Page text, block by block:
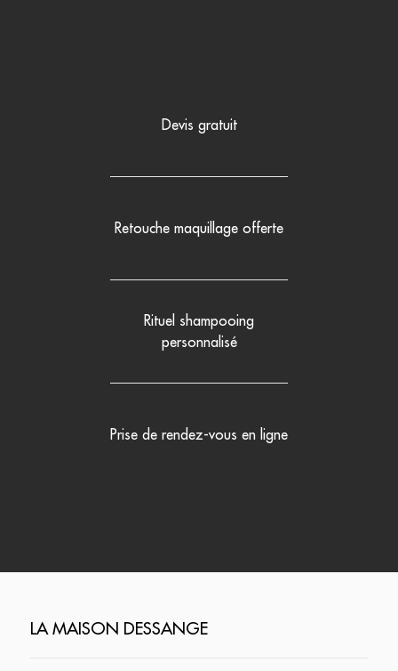
Devis gratuit
Retouche maquillage offerte
Rituel shampooing
personnalisé
Prise de rendez-vous en ligne
LA MAISON DESSANGE